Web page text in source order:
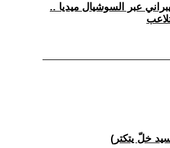
عبر السوشيال ميديا ..